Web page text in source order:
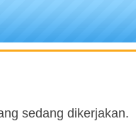
sedang dikerjakan.